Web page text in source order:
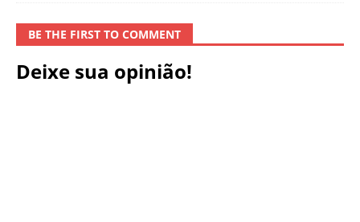
BE THE FIRST TO COMMENT
Deixe sua opinião!